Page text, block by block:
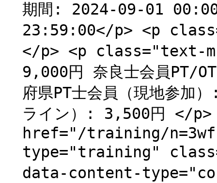
期間: 2024-09-01
23:59:00</p> <p
</p> <p class="text-
9,000円 奈良士会員PT/
府県PT士会員（現地参加
ライン）: 3,500円 </
href="/training/
type="training"
data-content-